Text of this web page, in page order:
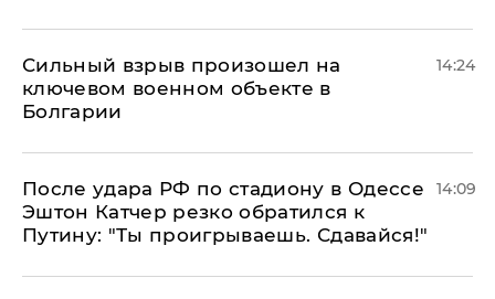
Сильный взрыв произошел на
ключевом военном объекте в
Болгарии
14:24
После удара РФ по стадиону в Одессе
Эштон Катчер резко обратился к
Путину: "Ты проигрываешь. Сдавайся!"
14:09